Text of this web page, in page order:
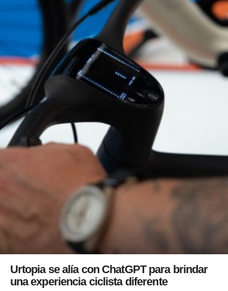
Urtopia se alía con ChatGPT para brindar
una experiencia ciclista diferente